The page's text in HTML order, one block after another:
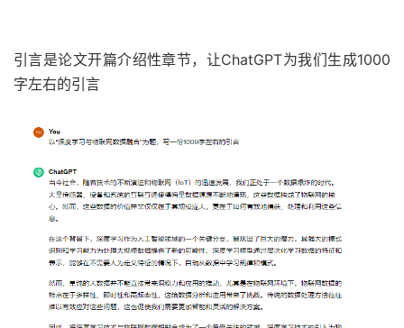
引言是论文开篇介绍性章节，让ChatGPT为我们生成1000
字左右的引言